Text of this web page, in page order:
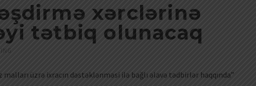
xərclərinə
tətbiq olunacaq
üzrə ixracın dəstəklənməsi ilə bağlı əlavə tədbirlər haqqında”